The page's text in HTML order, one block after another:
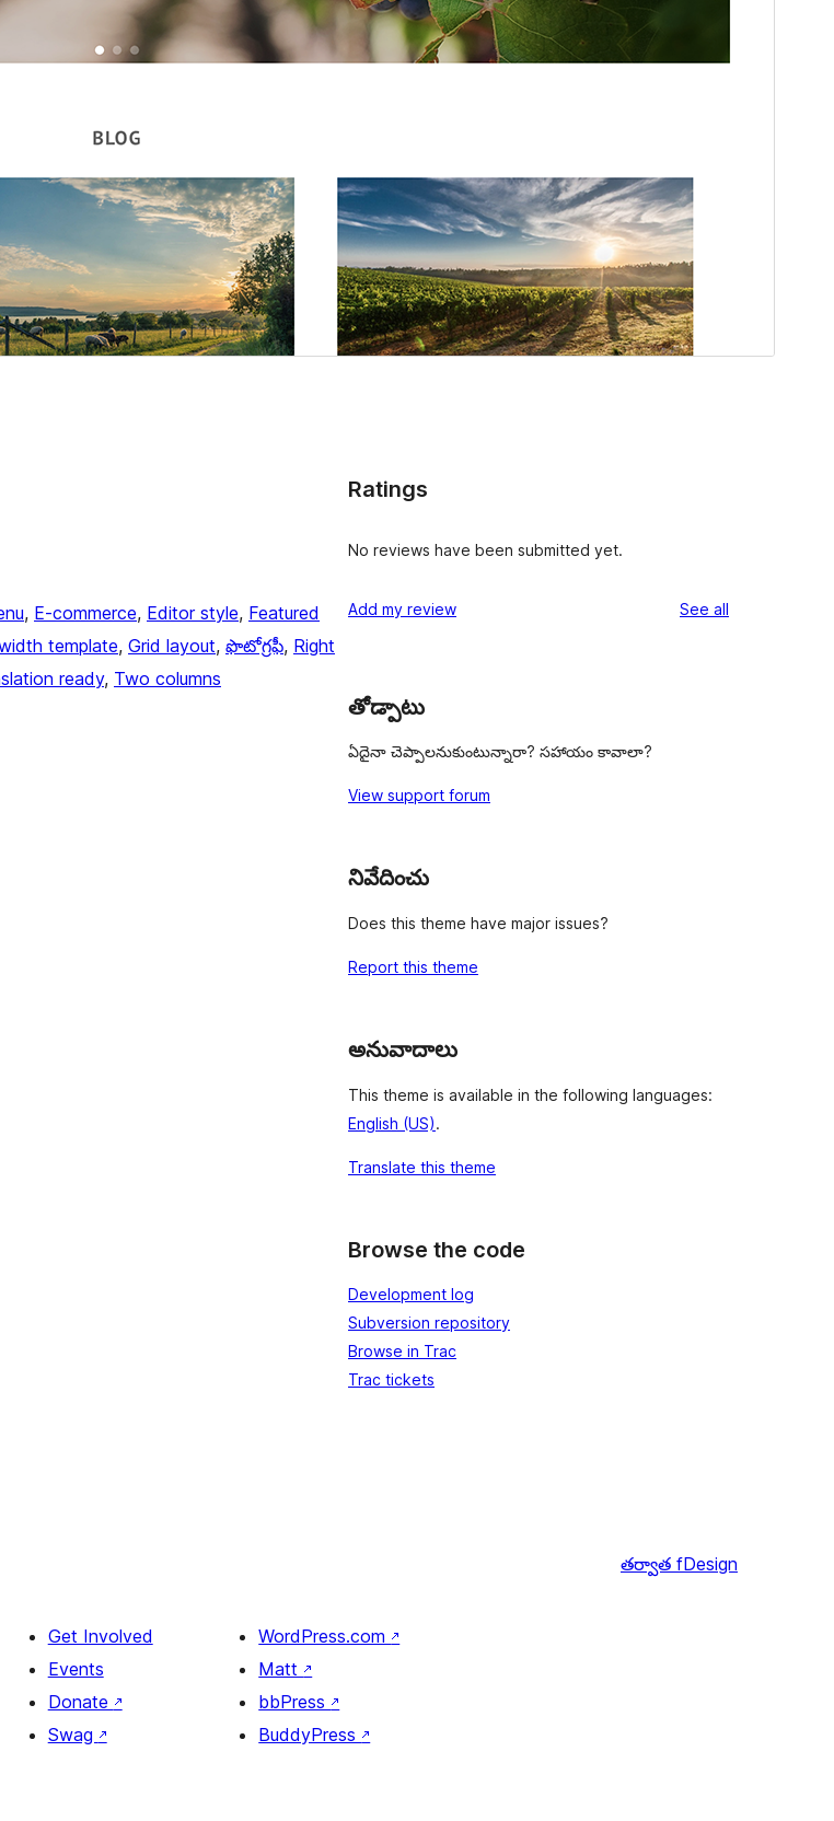
, E-commerce, Editor style, Featured
template, Grid layout, ఫొటోగ్రఫీ, Right
ready, Two columns
Ratings
No reviews have been submitted yet.
Add my review See all
తోడ్పాటు
ఏదైనా చెప్పాలనుకుంటున్నారా? సహాయం కావాలా?
View support forum
నివేదించు
Does this theme have major issues?
Report this theme
అనువాదాలు
This theme is available in the following languages:
English (US).
Translate this theme
Browse the code
Development log
Subversion repository
Browse in Trac
Trac tickets
తర్వాత fDesign
Get Involved
Events
Donate ↗
Swag ↗
WordPress.com ↗
Matt ↗
bbPress ↗
BuddyPress ↗